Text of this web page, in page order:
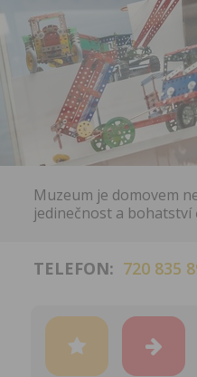
Muzeum je domovem
jedinečnost a
TELEFON: 720 835